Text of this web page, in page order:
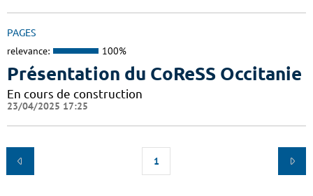
PAGES
relevance: 100%
Présentation du CoReSS Occitanie
En cours de construction
23/04/2025 17:25
1